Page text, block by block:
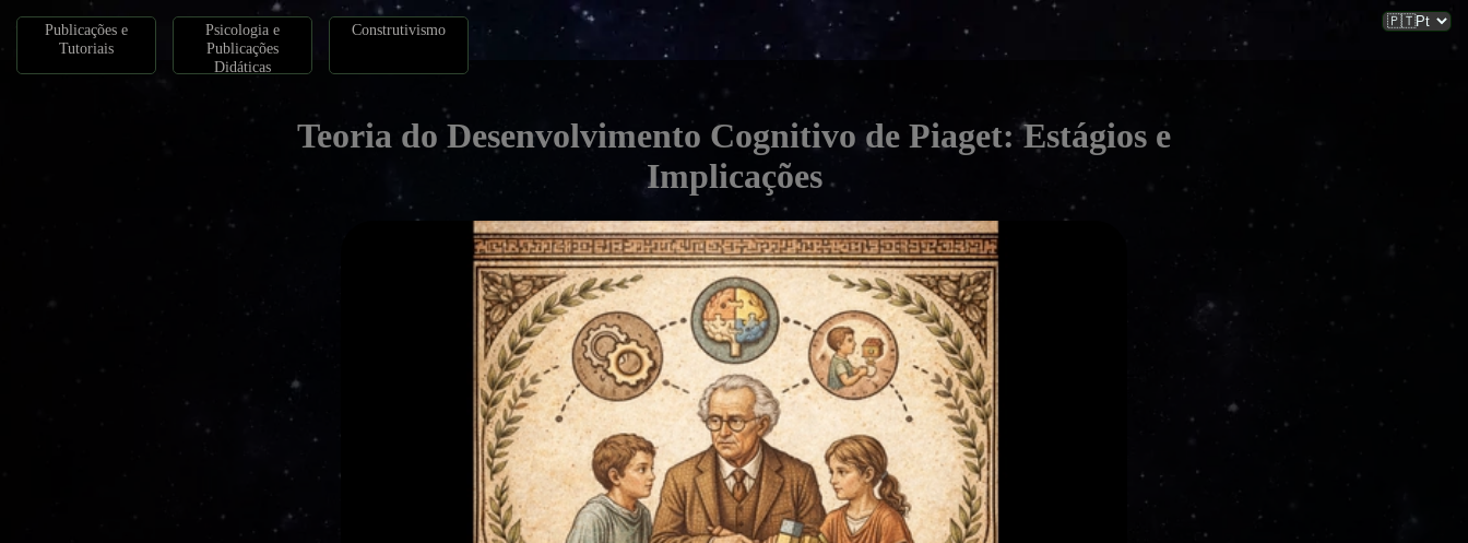
Publicações e
Tutoriais
Psicologia e
Publicações
Didáticas
Construtivismo
Teoria do Desenvolvimento Cognitivo de Piaget: Estágios e
Implicações